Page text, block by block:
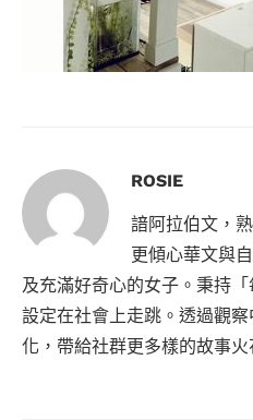
ROSIE
諳阿拉伯文，
更傾心華文與
及充滿好奇心的女子。秉持
設定在社會上走跳。透過觀
化，帶給社群更多樣的故事火